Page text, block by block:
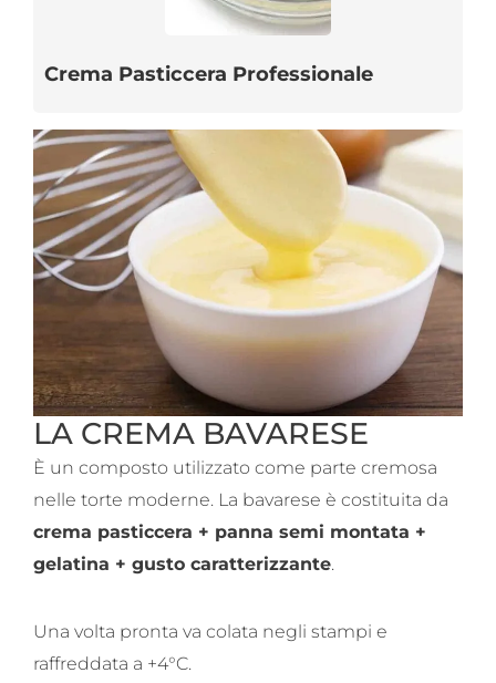
Crema Pasticcera Professionale
LA CREMA BAVARESE
È un composto utilizzato come parte cremosa
nelle torte moderne. La bavarese è costituita da
crema pasticcera + panna semi montata +
gelatina + gusto caratterizzante.
Una volta pronta va colata negli stampi e
raffreddata a +4°C.